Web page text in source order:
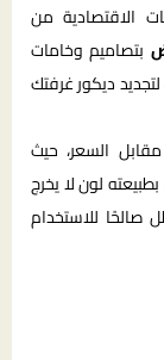
الاقتصادية من
بتصاميم وخامات
ديكور غرفتك
السعر، حيث
لون لا يخرج
صالحًا للاستخدام